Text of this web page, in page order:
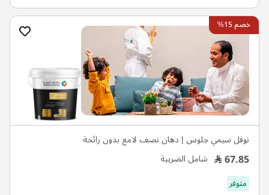
خصم 15%
نوفل سيمي جلوس | دهان نصف لامع بدون رائحة
67.85 شامل الضريبة
متوفر